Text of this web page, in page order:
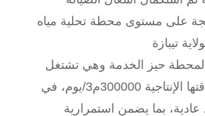
على مستوى محطة تحلية مياه
حيز الخدمة وهي تشتغل
حالياً بكامل طاقتها الإنتاجية 300000م3/يوم، في
بما يضمن استمرارية